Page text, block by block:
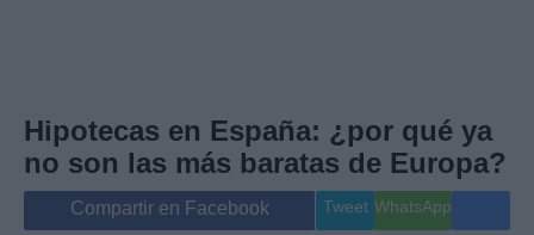
Internacional
Viajes
Gente
Musica
Hipotecas en España: ¿por qué ya
no son las más baratas de Europa?
Compartir en Facebook Tweet WhatsApp